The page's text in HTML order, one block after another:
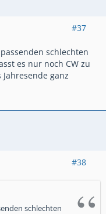
#37
schlechten
es nur noch CW zu
ganz
#38
schlechten